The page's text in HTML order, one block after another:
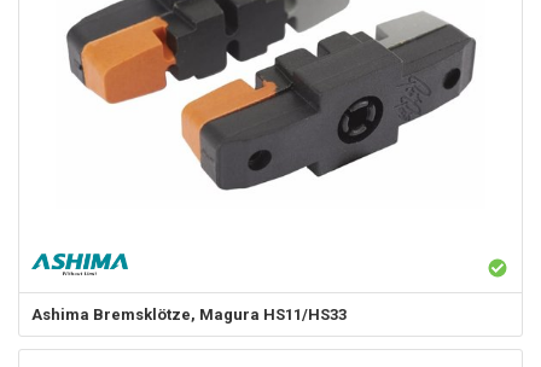
Ashima Bremsklötze, Magura HS11/HS33